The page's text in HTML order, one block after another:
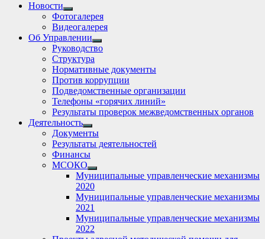
Новости
Show
sub
menu
Фотогалерея
Видеогалерея
Об Управлении
Show
sub
Руководство
Структура
Нормативные документы
Против коррупции
Подведомственные организации
Телефоны «горячих линий»
Результаты проверок межведомственных органов
Деятельность
Show
sub
menu
Документы
Результаты деятельностей
Финансы
МСОКО
Show
sub
menu
Муниципальные управленческие механизмы
2020
Муниципальные управленческие механизмы
2021
Муниципальные управленческие механизмы
2022